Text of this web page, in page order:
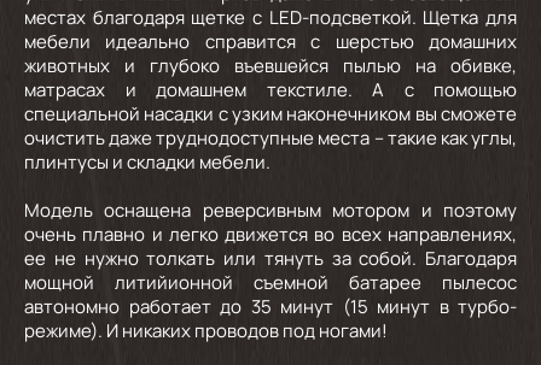
местах благодаря щетке с LED-подсветкой. Щетка для
мебели идеально справится с шерстью домашних
животных и глубоко въевшейся пылью на обивке,
матрасах и домашнем текстиле. А с помощью
специальной насадки с узким наконечником вы сможете
очистить даже труднодоступные места – такие как углы,
плинтусы и складки мебели.
Модель оснащена реверсивным мотором и поэтому
очень плавно и легко движется во всех направлениях,
ее не нужно толкать или тянуть за собой. Благодаря
мощной литийионной съемной батарее пылесос
автономно работает до 35 минут (15 минут в турбо-
режиме). И никаких проводов под ногами!